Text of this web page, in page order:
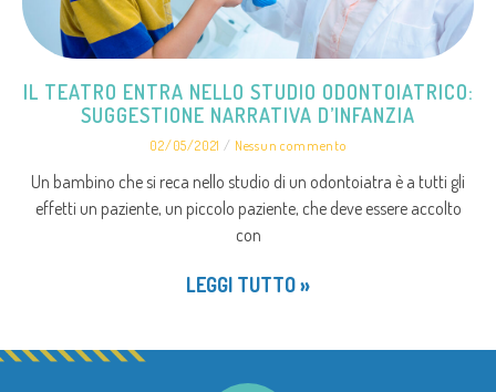
IL TEATRO ENTRA NELLO STUDIO ODONTOIATRICO:
SUGGESTIONE NARRATIVA D’INFANZIA
02/05/2021 Nessun commento
Un bambino che si reca nello studio di un odontoiatra è a tutti gli
effetti un paziente, un piccolo paziente, che deve essere accolto
con
LEGGI TUTTO »